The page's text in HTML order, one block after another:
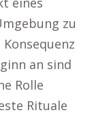
zu
an sind
Rolle
Rituale